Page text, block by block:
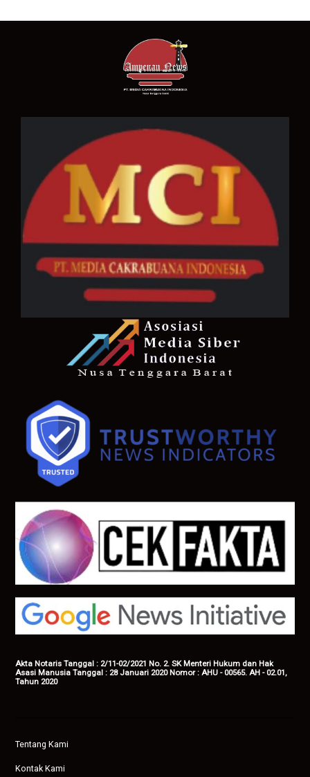
Akta Notaris Tanggal : 2/11-02/2021 No. 2. SK Menteri Hukum dan Hak
Asasi Manusia Tanggal : 28 Januari 2020 Nomor : AHU - 00565. AH - 02.01,
Tahun 2020
Tentang Kami
Kontak Kami